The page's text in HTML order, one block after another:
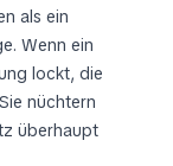
als ein
Wenn ein
lockt, die
nüchtern
überhaupt